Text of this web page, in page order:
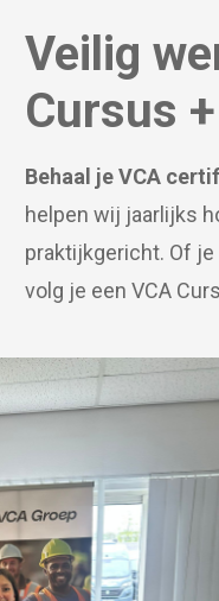
Veilig
Cursus
Behaal je VCA
helpen wij jaarlijks
praktijkgericht. Of
volg je een VCA